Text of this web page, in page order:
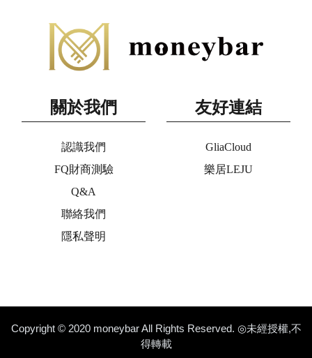
關於我們
認識我們
FQ財商測驗
Q&A
聯絡我們
隱私聲明
友好連結
GliaCloud
樂居LEJU
Copyright © 2020 moneybar All Rights Reserved. ◎未經授權,不
得轉載